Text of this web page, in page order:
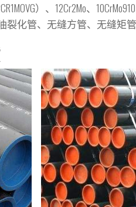
）、12Cr2Mo、
化管、无缝方管、无缝矩